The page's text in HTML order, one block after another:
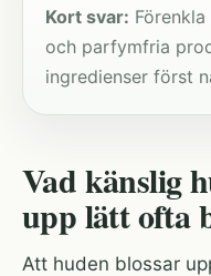
Kort svar:
och parfymfria
ingredienser först
Vad känslig
upp lätt ofta
Att huden blossar